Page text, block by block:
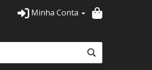
Minha Conta